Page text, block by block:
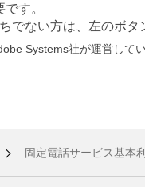
す。
でない方は、左のボタ
Systems社が運営してい
固定電話サービス基本